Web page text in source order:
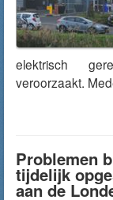
elektrisch
veroorzaakt.
Problemen
tijdelijk
aan de